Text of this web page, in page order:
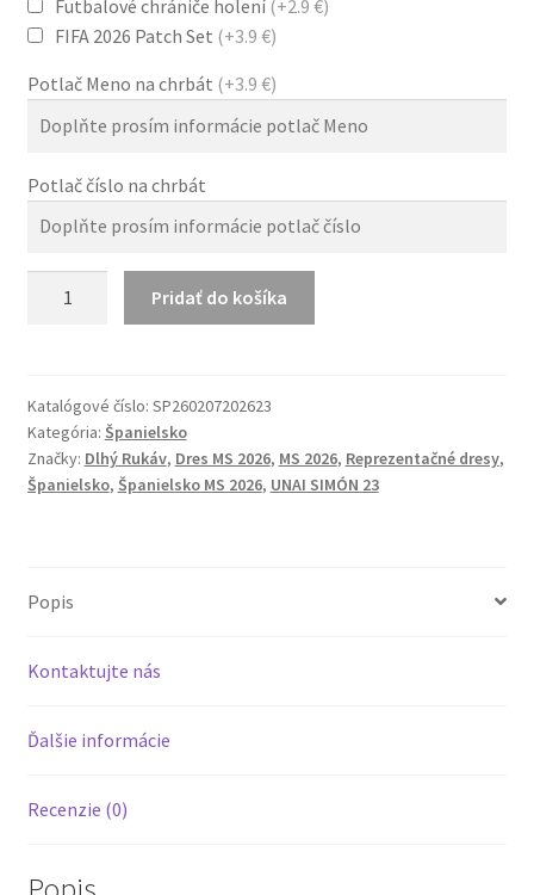
Futbalové chrániče holení(+2.9 €)
FIFA 2026 Patch Set (+3.9 €)
Potlač Meno na chrbát (+3.9 €)
Potlač číslo na chrbát
Domáci
Futbalový
Set
–
Šortky
SIMÓN
Pridať do košíka
Katalógové číslo: SP260207202623
Kategória: Španielsko
Značky: Dlhý Rukáv, Dres MS 2026, MS 2026, Reprezentačné dresy,
Španielsko, Španielsko MS 2026, UNAI SIMÓN 23
Popis
Kontaktujte nás
Ďalšie informácie
Recenzie (0)